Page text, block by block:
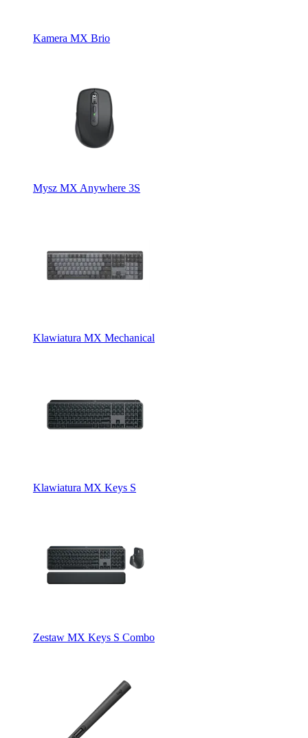
Kamera MX Brio
Mysz MX Anywhere 3S
Klawiatura MX Mechanical
Klawiatura MX Keys S
Zestaw MX Keys S Combo